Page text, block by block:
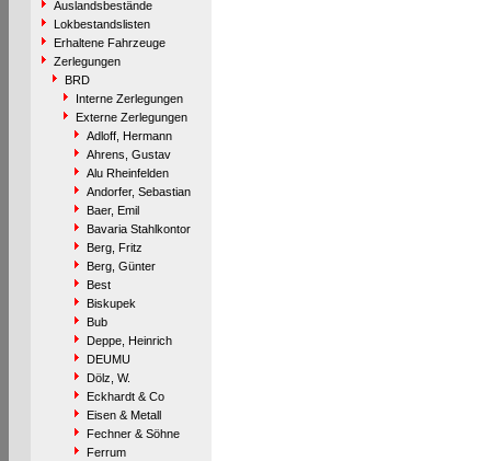
Auslandsbestände
Lokbestandslisten
Erhaltene Fahrzeuge
Zerlegungen
BRD
Interne Zerlegungen
Externe Zerlegungen
Adloff, Hermann
Ahrens, Gustav
Alu Rheinfelden
Andorfer, Sebastian
Baer, Emil
Bavaria Stahlkontor
Berg, Fritz
Berg, Günter
Best
Biskupek
Bub
Deppe, Heinrich
DEUMU
Dölz, W.
Eckhardt & Co
Eisen & Metall
Fechner & Söhne
Ferrum